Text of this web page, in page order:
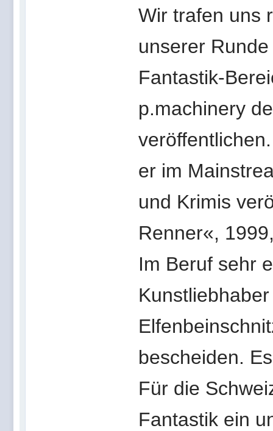
Wir trafen uns
unserer
Fantastik-
p.machinery
er im
und Krimis
Renner«,
Im Beruf sehr
bescheiden.
Für die
Fantastik ein